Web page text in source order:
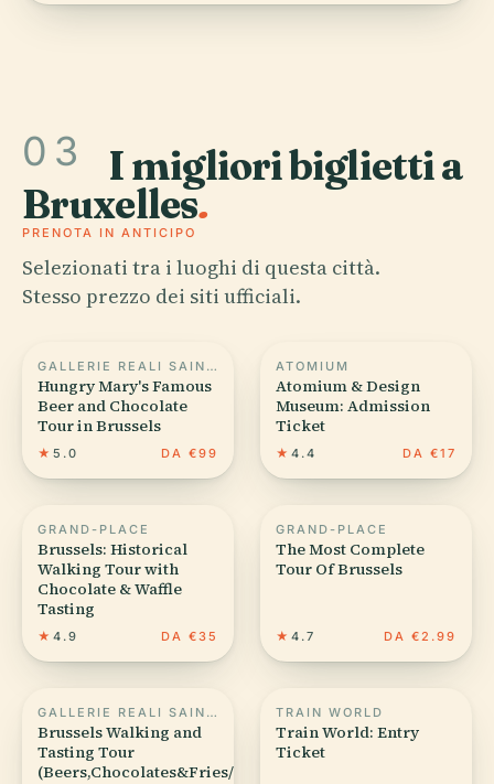
03 I migliori biglietti a
Bruxelles.
PRENOTA IN ANTICIPO
Selezionati tra i luoghi di questa città.
Stesso prezzo dei siti ufficiali.
GALLERIE REALI SAINT-HUBERT
Hungry Mary's Famous
Beer and Chocolate
Tour in Brussels
★ 5.0 DA €99
ATOMIUM
Atomium & Design
Museum: Admission
Ticket
★ 4.4 DA €17
GRAND-PLACE
Brussels: Historical
Walking Tour with
Chocolate & Waffle
Tasting
★ 4.9 DA €35
GRAND-PLACE
The Most Complete
Tour Of Brussels
★ 4.7 DA €2.99
GALLERIE REALI SAINT-HUBERT
Brussels Walking and
Tasting Tour
(Beers,Chocolates&Fries/Waffle)
TRAIN WORLD
Train World: Entry
Ticket